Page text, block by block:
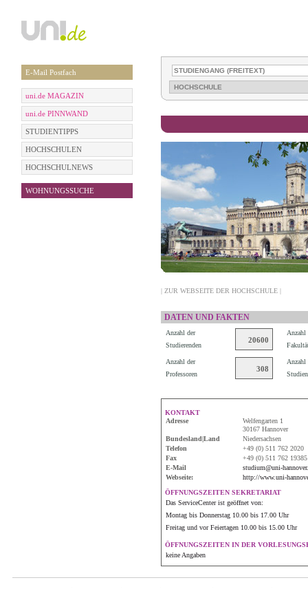
E-Mail Postfach
uni.de MAGAZIN
uni.de PINNWAND
STUDIENTIPPS
HOCHSCHULEN
HOCHSCHULNEWS
WOHNUNGSSUCHE
| ZUR WEBSEITE DER HOCHSCHULE |
DATEN UND FAKTEN
Anzahl der
Studierenden
20600
Anzahl
Anzahl der
Professoren
308
Anzahl
KONTAKT
Adresse
Welfengarten 1
30167 Hannover
Bundesland|Land
Niedersachsen
Telefon
+49 (0) 511 762 2020
Fax
+49 (0) 511 762 19385
E-Mail
studium@uni-
Webseite:
http://www.uni-
ÖFFNUNGSZEITEN SEKRETARIAT
Das ServiceCenter ist geöffnet von:
Montag bis Donnerstag 10.00 bis 17.00 Uhr
Freitag und vor Feiertagen 10.00 bis 15.00 Uhr
ÖFFNUNGSZEITEN IN DER
keine Angaben